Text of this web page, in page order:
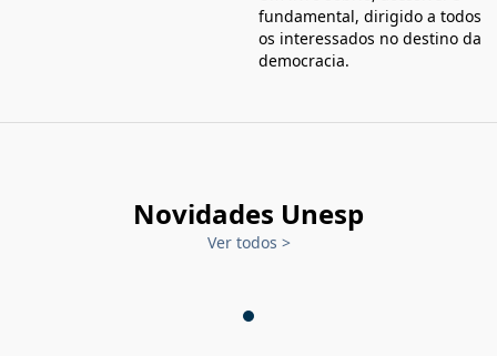
fundamental, dirigido a todos
os interessados no destino da
democracia.
Novidades Unesp
Ver todos >